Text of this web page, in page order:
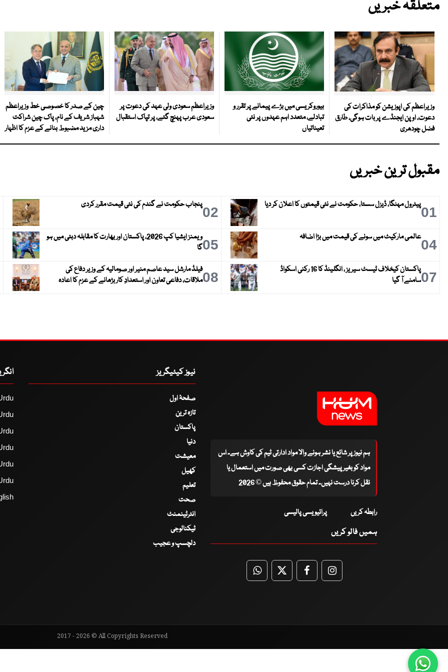
متعلقہ خبریں
وزیراعظم کی اپوزیشن کو مذاکرات کی
دعوت، اوپن ایجنڈے پر بات ہوگی، طارق
فضل چودھری
بیوروکریسی میں بڑے پیمانے پر تقرر و
تبادلے، متعدد اہم عہدوں پر نئی
تعیناتیاں
وزیراعظم سعودی ولی عہد کی دعوت پر
سعودی عرب پہنچ گئے، پر تپاک استقبال
چین کے صدر کا خصوصی خط وزیراعظم
شہباز شریف کے نام، پاک چین شراکت
داری مزید مضبوط بنانے کے عزم کا اظہار
مقبول ترین خبریں
01پیٹرول مہنگا، ڈیزل سستا، حکومت نے نئی قیمتوں کا اعلان کر دیا 02پنجاب حکومت نے گندم کی نئی قیمت مقرر کردی
04عالمی مارکیٹ میں سونے کی قیمت میں بڑا اضافہ 05
ویمنز ایشیا کپ 2026، پاکستان اور بھارت کا مقابلہ دبئی میں ہو
گا
07
پاکستان کیخلاف ٹیسٹ سیریز ، انگلینڈ کا 16 رکنی اسکواڈ
سامنے آ گیا
08فیلڈ مارشل سید عاصم منیر اور صومالیہ کے وزیر دفاع کی
ملاقات، دفاعی تعاون اور استعدادِ کار بڑھانے کے عزم کا اعادہ
ہم نیوز پر شائع یا نشر ہونے والا مواد ادارتی ٹیم کی کاوش ہے۔ اس
مواد کو بغیر پیشگی اجازت کسی بھی صورت میں استعمال یا
نقل کرنا درست نہیں۔ تمام حقوق محفوظ ہیں © 2026
رابطہ کریں پرائیویسی پالیسی
ہمیں فالو کریں
WhatsApp
TwitterFacebookFacebook
نیوز کیٹیگریز
صفحۂ اول
تازہ ترین
پاکستان
دنیا
معیشت
کھیل
تعلیم
صحت
انٹرٹینمنٹ
ٹیکنالوجی
دلچسپ و عجیب
2017 - 2026 © All Copyrights Reserved